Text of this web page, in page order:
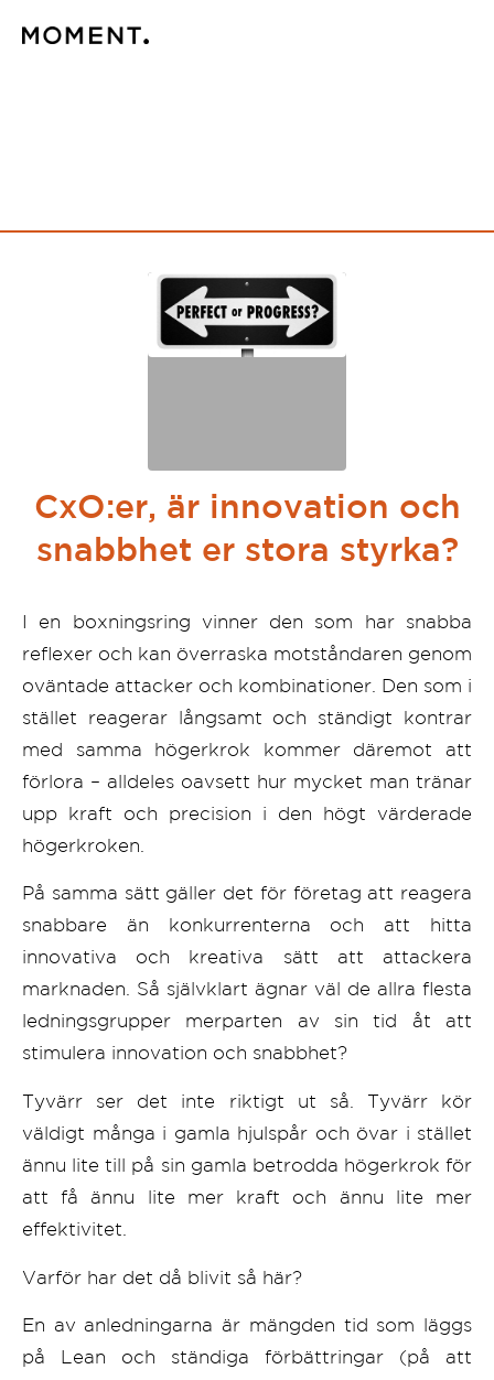
CxO:er, är innovation och
snabbhet er stora styrka?
I en boxningsring vinner den som har snabba
reflexer och kan överraska motståndaren genom
oväntade attacker och kombinationer. Den som i
stället reagerar långsamt och ständigt kontrar
med samma högerkrok kommer däremot att
förlora – alldeles oavsett hur mycket man tränar
upp kraft och precision i den högt värderade
högerkroken.
På samma sätt gäller det för företag att reagera
snabbare än konkurrenterna och att hitta
innovativa och kreativa sätt att attackera
marknaden. Så självklart ägnar väl de allra flesta
ledningsgrupper merparten av sin tid åt att
stimulera innovation och snabbhet?
Tyvärr ser det inte riktigt ut så. Tyvärr kör
väldigt många i gamla hjulspår och övar i stället
ännu lite till på sin gamla betrodda högerkrok för
att få ännu lite mer kraft och ännu lite mer
effektivitet.
Varför har det då blivit så här?
En av anledningarna är mängden tid som läggs
på Lean och ständiga förbättringar (på att